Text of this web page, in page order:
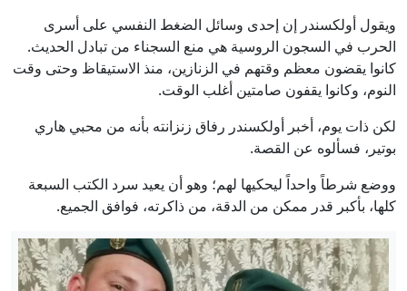
ويقول أولكسندر إن إحدى وسائل الضغط النفسي على أسرى
الحرب في السجون الروسية هي منع السجناء من تبادل الحديث.
كانوا يقضون معظم وقتهم في الزنازين، منذ الاستيقاظ وحتى وقت
النوم، وكانوا يقفون صامتين أغلب الوقت.
لكن ذات يوم، أخبر أولكسندر رفاق زنزانته بأنه من محبي هاري
بوتير، فسألوه عن القصة.
ووضع شرطاً واحداً ليحكيها لهم؛ وهو أن يعيد سرد الكتب السبعة
كلها، بأكبر قدر ممكن من الدقة، من ذاكرته، فوافق الجميع.